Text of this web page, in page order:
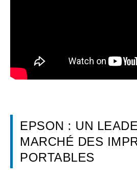
EPSON : UN
MARCHÉ DES
PORTABLES